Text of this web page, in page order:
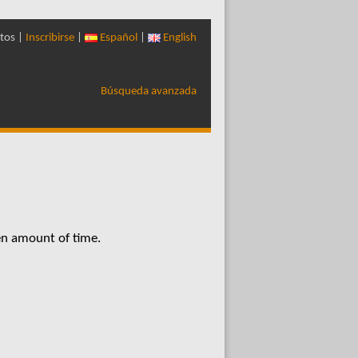
| Inscribirse Español English
Búsqueda avanzada
amount of time.